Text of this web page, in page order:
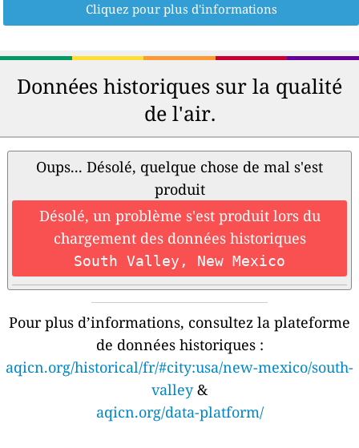
Cliquez pour plus d'informations
Données historiques sur la qualité
de l'air.
Oups... Désolé, quelque chose de mal s'est
produit
Désolé, un problème s'est produit lors du
chargement des données historiques
South Valley, New Mexico
Pour plus d’informations, consultez la plateforme
de données historiques :
aqicn.org/historical/fr/#city:usa/new-mexico/south-
valley&
aqicn.org/data-platform/